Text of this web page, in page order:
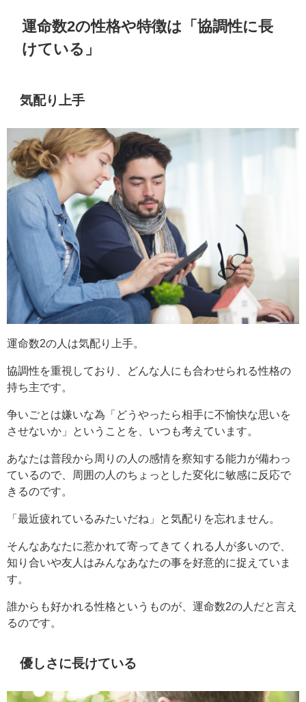
運命数2の性格や特徴は「協調性に長
けている」
気配り上手
運命数2の人は気配り上手。
協調性を重視しており、どんな人にも合わせられる性格の
持ち主です。
争いごとは嫌いな為「どうやったら相手に不愉快な思いを
させないか」ということを、いつも考えています。
あなたは普段から周りの人の感情を察知する能力が備わっ
ているので、周囲の人のちょっとした変化に敏感に反応で
きるのです。
「最近疲れているみたいだね」と気配りを忘れません。
そんなあなたに惹かれて寄ってきてくれる人が多いので、
知り合いや友人はみんなあなたの事を好意的に捉えていま
す。
誰からも好かれる性格というものが、運命数2の人だと言え
るのです。
優しさに長けている